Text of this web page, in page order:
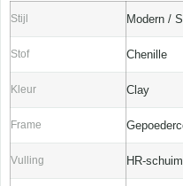
Stijl Modern /
Stof Chenille
Kleur Clay
Frame
Vulling HR-